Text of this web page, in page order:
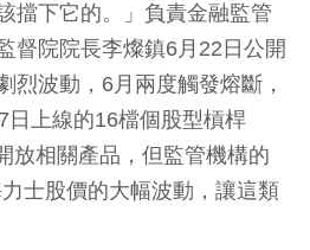
擋下它的。」負責金融監管
督院院長李燦鎮6月22日公開
烈波動，6月兩度觸發熔斷，
日上線的16檔個股型槓桿
放相關產品，但監管機構的
士股價的大幅波動，讓這類